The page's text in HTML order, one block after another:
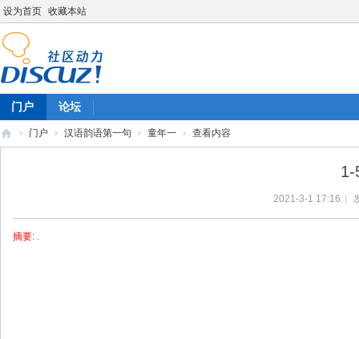
设为首页 收藏本站
门户 论坛
› 门户 › 汉语韵语第一句 › 童年一 › 查看内容
1-
2021-3-1 17:16
摘要: .